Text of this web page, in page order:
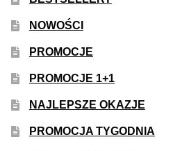
Harmonogram Outdoor
Formy i Koszt Wysyłki
NOWOŚCI
PROMOCJE
PROMOCJE 1+1
NAJLEPSZE OKAZJE
PROMOCJA TYGODNIA